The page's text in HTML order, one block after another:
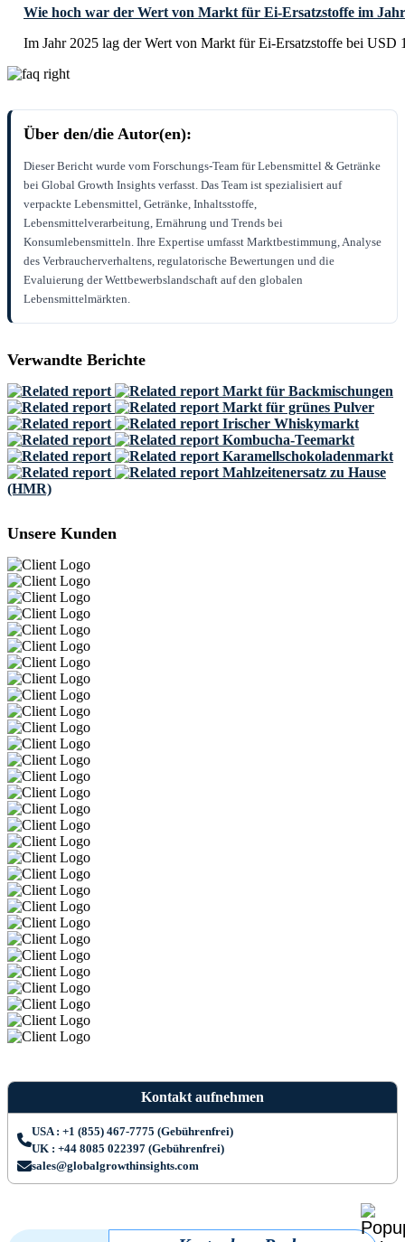
Wie hoch war der Wert von Markt für Ei-Ersatzstoffe im
Im Jahr 2025 lag der Wert von Markt für Ei-Ersatzstoffe bei USD
Über den/die Autor(en):
Dieser Bericht wurde vom Forschungs-Team für Lebensmittel & Getränke
bei Global Growth Insights verfasst. Das Team ist spezialisiert auf
verpackte Lebensmittel, Getränke, Inhaltsstoffe,
Lebensmittelverarbeitung, Ernährung und Trends bei
Konsumlebensmitteln. Ihre Expertise umfasst Marktbestimmung, Analyse
des Verbraucherverhaltens, regulatorische Bewertungen und die
Evaluierung der Wettbewerbslandschaft auf den globalen
Lebensmittelmärkten.
Verwandte Berichte
Markt für Backmischungen
Markt für grünes Pulver
Irischer Whiskymarkt
Kombucha-Teemarkt
Karamellschokoladenmarkt
Mahlzeitenersatz zu Hause
(HMR)
Unsere Kunden
Kontakt aufnehmen
USA : +1 (855) 467-7775 (Gebührenfrei)
UK : +44 8085 022397 (Gebührenfrei)
sales@globalgrowthinsights.com